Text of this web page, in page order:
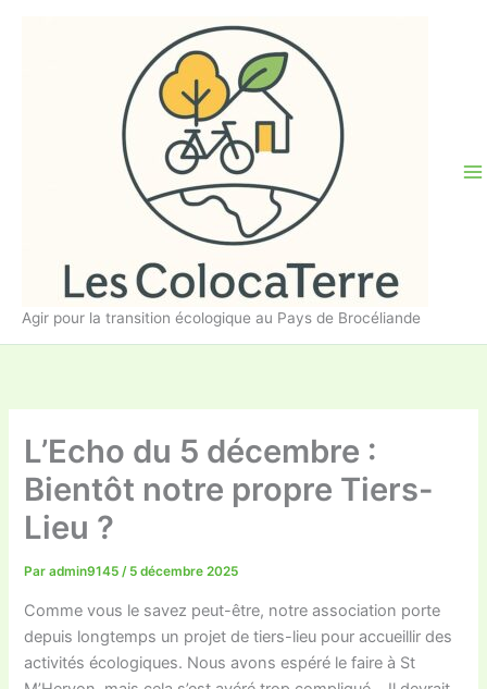
Agir pour la transition écologique au Pays de Brocéliande
L’Echo du 5 décembre :
Bientôt notre propre Tiers-
Lieu ?
Paradmin9145/ 5 décembre 2025
Comme vous le savez peut-être, notre association porte
depuis longtemps un projet de tiers-lieu pour accueillir des
activités écologiques. Nous avons espéré le faire à St